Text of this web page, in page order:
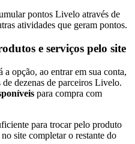
pontos Livelo através de
atividades que geram pontos.
e serviços pelo site
opção, ao entrar em sua conta,
dezenas de parceiros Livelo.
para compra com
para trocar pelo produto
site completar o restante do